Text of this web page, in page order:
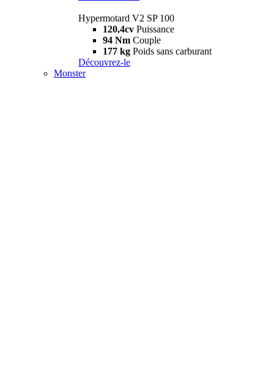
Hypermotard V2 SP 100
120,4cv Puissance
94 Nm Couple
177 kg Poids sans carburant
Découvrez-le
Monster